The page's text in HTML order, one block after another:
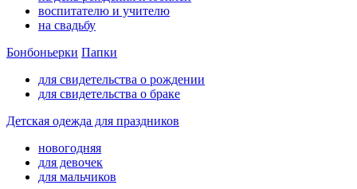
воспитателю и учителю
на свадьбу
Бонбоньерки Папки
для свидетельства о рождении
для свидетельства о браке
Детская одежда для праздников
новогодняя
для девочек
для мальчиков